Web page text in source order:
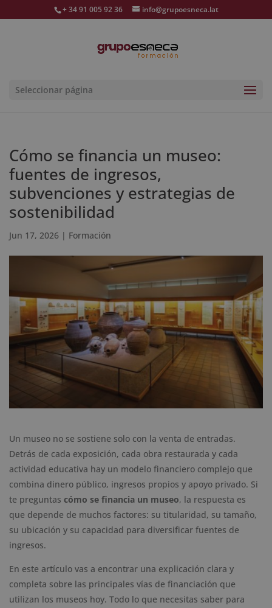
+ 34 91 005 92 36 info@grupoesneca.lat
Seleccionar página
Cómo se financia un museo:
fuentes de ingresos,
subvenciones y estrategias de
sostenibilidad
Jun 17, 2026 | Formación
Un museo no se sostiene solo con la venta de entradas.
Detrás de cada exposición, cada obra restaurada y cada
actividad educativa hay un modelo financiero complejo que
combina dinero público, ingresos propios y apoyo privado. Si
te preguntas cómo se financia un museo, la respuesta es
que depende de muchos factores: su titularidad, su tamaño,
su ubicación y su capacidad para diversificar fuentes de
ingresos.
En este artículo vas a encontrar una explicación clara y
completa sobre las principales vías de financiación que
utilizan los museos hoy. Todo lo que necesitas saber para